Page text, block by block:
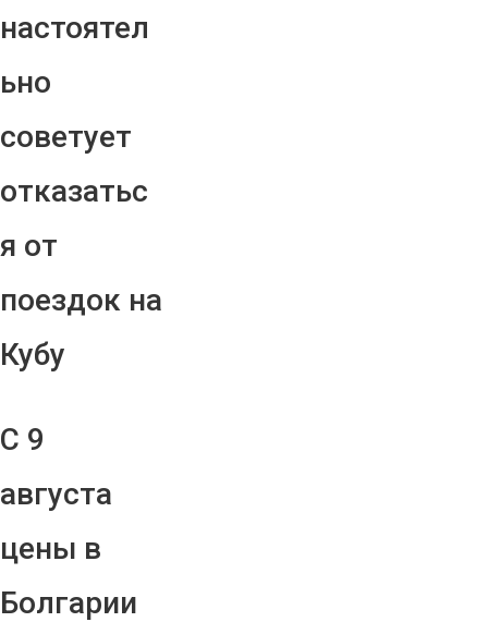
настоятел
ьно
советует
отказатьс
я от
поездок на
Кубу
С 9
августа
цены в
Болгарии